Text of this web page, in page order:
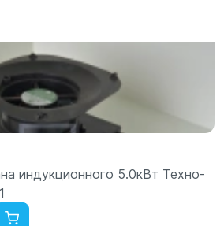
индукционного 5.0кВт Техно-